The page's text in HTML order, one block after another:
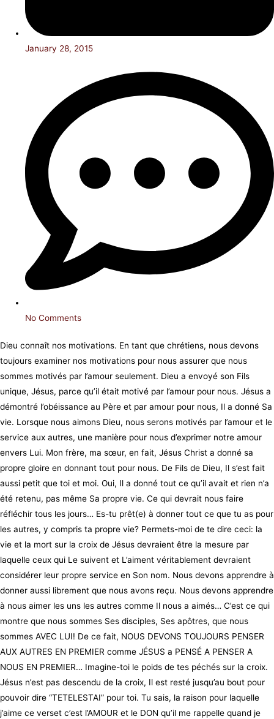
January 28, 2015
No Comments
Dieu connaît nos motivations. En tant que chrétiens, nous devons
toujours examiner nos motivations pour nous assurer que nous
sommes motivés par l’amour seulement. Dieu a envoyé son Fils
unique, Jésus, parce qu’il était motivé par l’amour pour nous. Jésus a
démontré l’obéissance au Père et par amour pour nous, Il a donné Sa
vie. Lorsque nous aimons Dieu, nous serons motivés par l’amour et le
service aux autres, une manière pour nous d’exprimer notre amour
envers Lui. Mon frère, ma sœur, en fait, Jésus Christ a donné sa
propre gloire en donnant tout pour nous. De Fils de Dieu, Il s’est fait
aussi petit que toi et moi. Oui, Il a donné tout ce qu’il avait et rien n’a
été retenu, pas même Sa propre vie. Ce qui devrait nous faire
réfléchir tous les jours… Es-tu prêt(e) à donner tout ce que tu as pour
les autres, y compris ta propre vie? Permets-moi de te dire ceci: la
vie et la mort sur la croix de Jésus devraient être la mesure par
laquelle ceux qui Le suivent et L’aiment véritablement devraient
considérer leur propre service en Son nom. Nous devons apprendre à
donner aussi librement que nous avons reçu. Nous devons apprendre
à nous aimer les uns les autres comme Il nous a aimés… C’est ce qui
montre que nous sommes Ses disciples, Ses apôtres, que nous
sommes AVEC LUI! De ce fait, NOUS DEVONS TOUJOURS PENSER
AUX AUTRES EN PREMIER comme JÉSUS a PENSÉ A PENSER A
NOUS EN PREMIER… Imagine-toi le poids de tes péchés sur la croix.
Jésus n’est pas descendu de la croix, Il est resté jusqu’au bout pour
pouvoir dire “TETELESTAI” pour toi. Tu sais, la raison pour laquelle
j’aime ce verset c’est l’AMOUR et le DON qu’il me rappelle quand je